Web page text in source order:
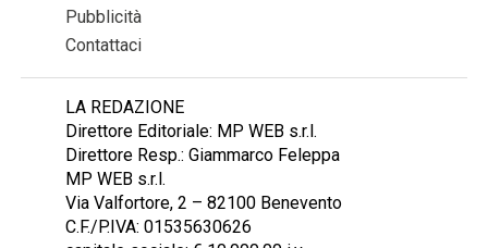
Pubblicità
Contattaci
LA REDAZIONE
Direttore Editoriale: MP WEB s.r.l.
Direttore Resp.: Giammarco Feleppa
MP WEB s.r.l.
Via Valfortore, 2 – 82100 Benevento
C.F./P.IVA: 01535630626